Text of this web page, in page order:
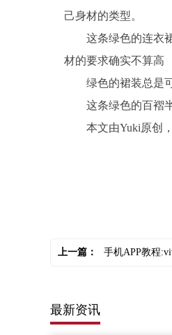
己身材的类型。
这条绿色的连衣
材的要求确实不算高
绿色的裙装总是
这条绿色的百褶
本文由Yuki原创
上一篇： 手机APP教程:vivo手机
最新资讯